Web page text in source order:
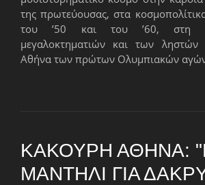
της πρωτεύουσας, στα
του ’50 και του ’60, στη
μεγαλοκτηματιών και των
Αθήνα των πρώτων Ολυμπιακών
ΚΑΚΟΎΡΗ ΑΘΗΝΆ:
ΜΑΝΤΉΛΙ ΓΙΑ